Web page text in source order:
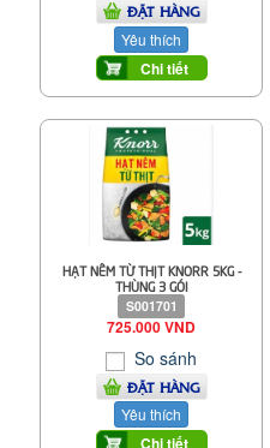
ĐẶT HÀNG
Yêu thích
Chi tiết
HẠT NÊM TỪ THỊT KNORR 5KG -
THÙNG 3 GÓI
S001701
725.000 VND
So sánh
ĐẶT HÀNG
Yêu thích
Chi tiết